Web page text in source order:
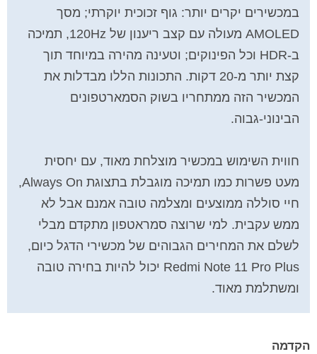
במכשירים יקרים יותר: גוף זכוכית יוקרתי; מסך
AMOLED מעולה עם קצב ריענון של 120Hz, תמיכה
ב-HDR וכל הפינוקים; וטעינה מהירה במיוחד תוך
קצת יותר מ-20 דקות. התכונות הללו מבדלות את
המכשיר הזה ממתחריו בשוק הסמארטפונים
הבינוני-גבוה.
חווית השימוש במכשיר מוצלחת מאוד, עם יחסית
מעט פשרות כמו תמיכה מוגבלת בתצוגת Always On,
חיי סוללה ממוצעים ומצלמה טובה אמנם אבל לא
ממש עקבית. למי שרוצה סמראטפון מתקדם מבלי
לשלם את המחירים הגבוהים של מכשירי הדגל כיום,
Redmi Note 11 Pro Plus יכול להיות בחירה טובה
ומשתלמת מאוד.
הקדמה